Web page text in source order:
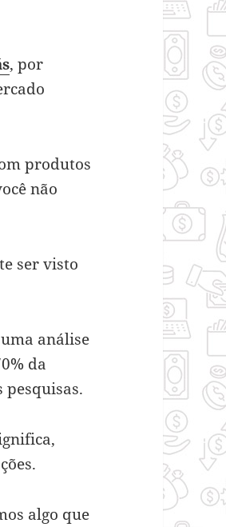
, por
produtos
não
ser visto
análise
da
algo que